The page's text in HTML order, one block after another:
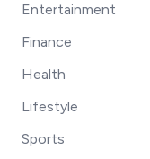
Entertainment
Finance
Health
Lifestyle
Sports